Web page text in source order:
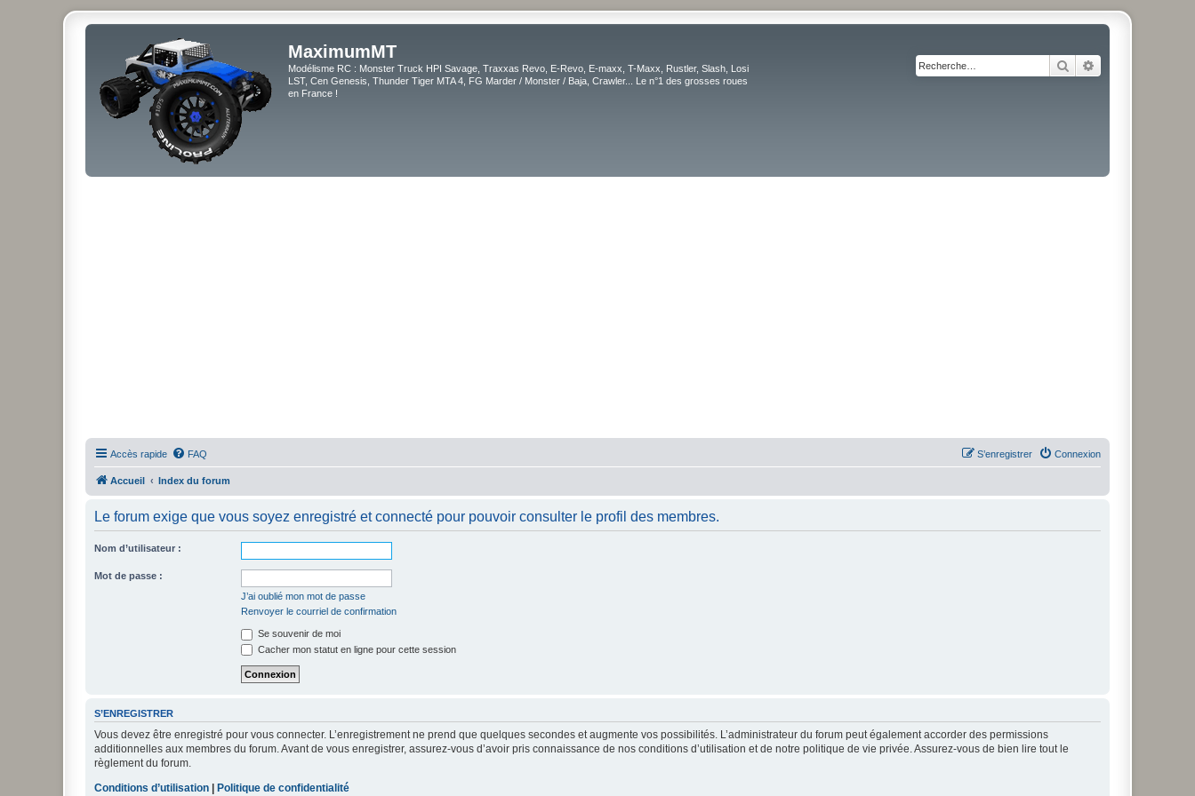
MaximumMT
Modélisme RC : Monster Truck HPI Savage, Traxxas Revo, E-Revo, E-maxx, T-Maxx, Rustler, Slash, Losi
LST, Cen Genesis, Thunder Tiger MTA 4, FG Marder / Monster / Baja, Crawler... Le n°1 des grosses roues
en France !
Rechercher
Accès rapide FAQ Connexion
S’enregistrer
Accueil Index du forum
Le forum exige que vous soyez enregistré et connecté pour pouvoir consulter le profil des membres.
Nom d’utilisateur :
Mot de passe :
J’ai oublié mon mot de passe
Renvoyer le courriel de confirmation
Se souvenir de moi
Cacher mon statut en ligne pour cette session
S’ENREGISTRER
Vous devez être enregistré pour vous connecter. L’enregistrement ne prend que quelques secondes et augmente vos possibilités. L’administrateur du forum peut également accorder des permissions
additionnelles aux membres du forum. Avant de vous enregistrer, assurez-vous d’avoir pris connaissance de nos conditions d’utilisation et de notre politique de vie privée. Assurez-vous de bien lire tout le
règlement du forum.
Conditions d’utilisation | Politique de confidentialité